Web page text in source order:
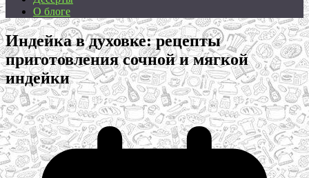
О блоге
Индейка в духовке: рецепты
приготовления сочной и мягкой
индейки